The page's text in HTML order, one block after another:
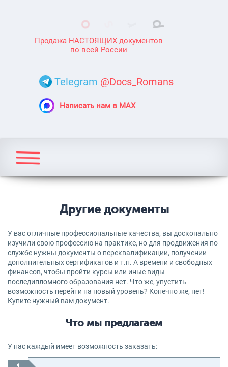
Продажа НАСТОЯЩИХ документов
по всей России
Telegram @Docs_Romans
Написать нам в MAX
Другие документы
У вас отличные профессиональные качества, вы досконально
изучили свою профессию на практике, но для продвижения по
службе нужны документы о переквалификации, получении
дополнительных сертификатов и т.п. А времени и свободных
финансов, чтобы пройти курсы или иные виды
последипломного образования нет. Что же, упустить
возможность перейти на новый уровень? Конечно же, нет!
Купите нужный вам документ.
Что мы предлагаем
У нас каждый имеет возможность заказать: